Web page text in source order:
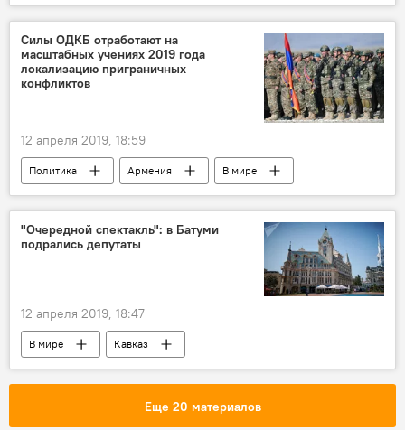
В мире
газ цена
Силы ОДКБ отработают на
масштабных учениях 2019 года
локализацию приграничных
конфликтов
12 апреля 2019, 18:59
Политика Армения
В мире
ОДКБ
"Очередной спектакль": в Батуми
подрались депутаты
12 апреля 2019, 18:47
В мире Кавказ
Еще 20 материалов